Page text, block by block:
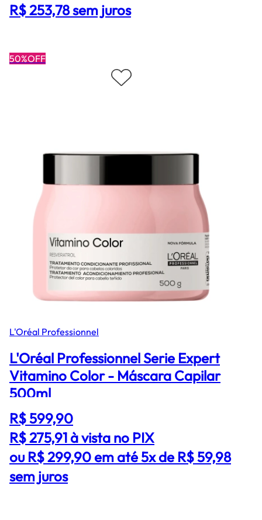
R$ 253,78 sem juros
50%OFF
L'Oréal Professionnel
L'Oréal Professionnel Serie Expert
Vitamino Color - Máscara Capilar
500ml
R$ 599,90
R$ 275,91à vista no PIX
ou R$ 299,90 em até 5x de R$ 59,98
sem juros